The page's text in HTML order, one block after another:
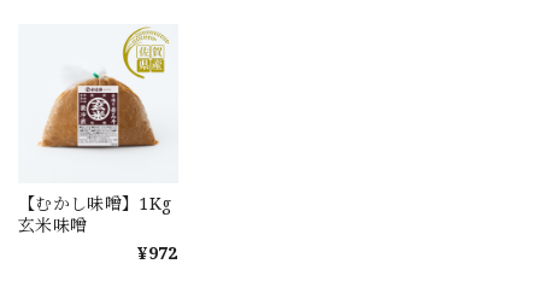
【むかし味噌】1Kg
玄米味噌
¥972